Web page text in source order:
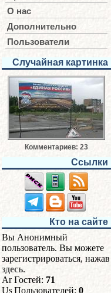
О нас
Дополнительно
Пользователи
Случайная картинка
Комментариев: 23
Ссылки
Кто на сайте
Вы Анонимный
пользователь. Вы можете
зарегистрироваться, нажав
здесь.
Гостей: 71
Пользователей: 0